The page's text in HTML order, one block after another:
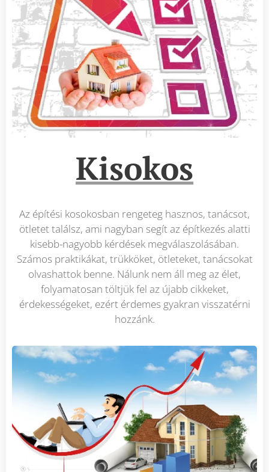
Kisokos
Az építési kosokosban rengeteg hasznos, tanácsot,
ötletet találsz, ami nagyban segít az építkezés alatti
kisebb-nagyobb kérdések megválaszolásában.
Számos praktikákat, trükköket, ötleteket, tanácsokat
olvashattok benne. Nálunk nem áll meg az élet,
folyamatosan töltjük fel az újabb cikkeket,
érdekességeket, ezért érdemes gyakran visszatérni
hozzánk.